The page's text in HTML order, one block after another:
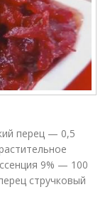
перец — 0,5
9% — 100
стручковый